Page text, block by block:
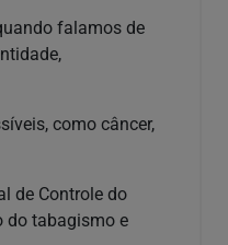
falamos de
como câncer,
de Controle do
do tabagismo e